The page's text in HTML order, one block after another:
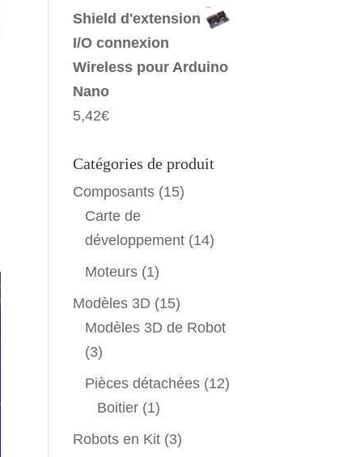
Shield d'extension
I/O connexion
Wireless pour Arduino
Nano
5,42€
Catégories de produit
Composants (15)
Carte de
développement (14)
Moteurs (1)
Modèles 3D (15)
Modèles 3D de Robot
(3)
Pièces détachées (12)
Boitier (1)
Robots en Kit (3)